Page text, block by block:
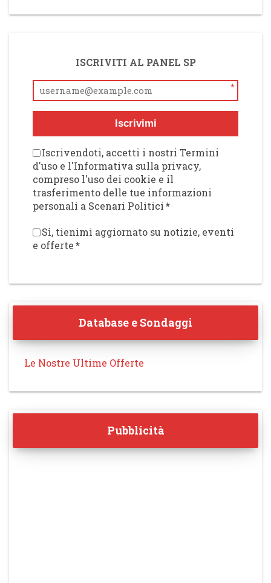
ISCRIVITI AL PANEL SP
*
Iscrivimi
Iscrivendoti, accetti i nostri Termini
d'uso e l'Informativa sulla privacy,
compreso l'uso dei cookie e il
trasferimento delle tue informazioni
personali a Scenari Politici*
Sì, tienimi aggiornato su notizie, eventi
e offerte*
Database e Sondaggi
Le Nostre Ultime Offerte
Pubblicità